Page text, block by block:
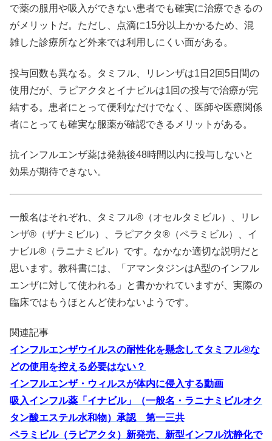
で薬の服用や吸入ができない患者でも確実に治療できるの
がメリットだ。ただし、点滴に15分以上かかるため、混
雑した診療所など外来では利用しにくい面がある。
投与回数も異なる。タミフル、リレンザは1日2回5日間の
使用だが、ラピアクタとイナビルは1回の投与で治療が完
結する。患者にとって便利なだけでなく、医師や医療関係
者にとっても確実な服薬が確認できるメリットがある。
抗インフルエンザ薬は発熱後48時間以内に投与しないと
効果が期待できない。
一般名はそれぞれ、タミフル®（オセルタミビル）、リレ
ンザ®（ザナミビル）、ラピアクタ®（ペラミビル）、イ
ナビル®（ラニナミビル）です。なかなか適切な説明だと
思います。教科書には、「アマンタジンはA型のインフル
エンザに対して使われる」と書かかれていますが、実際の
臨床ではもうほとんど使わないようです。
関連記事
インフルエンザウイルスの耐性化を懸念してタミフル®な
どの使用を控える必要はない？
インフルエンザ・ウィルスが体内に侵入する動画
吸入インフル薬「イナビル」（一般名・ラニナミビルオク
タン酸エステル水和物）承認 第一三共
ペラミビル（ラピアクタ）新発売、新型インフル沈静化で